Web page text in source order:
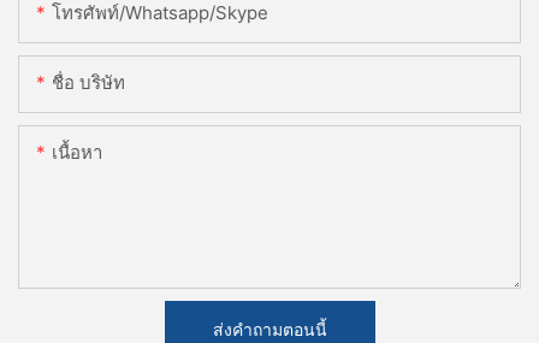
โทรศัพท์/whatsapp/skype
ชื่อ บริษัท
เนื้อหา
ส่งคำถามตอนนี้